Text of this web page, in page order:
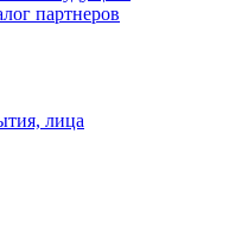
партнеров
лица